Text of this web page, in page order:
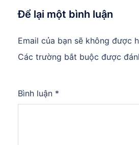
Để lại một bình luận
Email của bạn sẽ không được
Các trường bắt buộc được
Bình luận *